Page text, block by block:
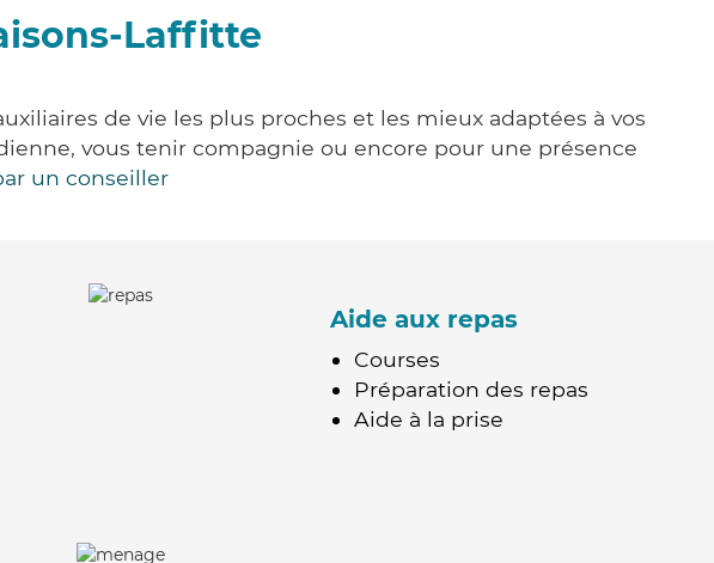
Laffitte
de vie les plus proches et les mieux adaptées à vos
vous tenir compagnie ou encore pour une présence
un conseiller
Aide aux repas
Courses
Préparation des repas
Aide à la prise